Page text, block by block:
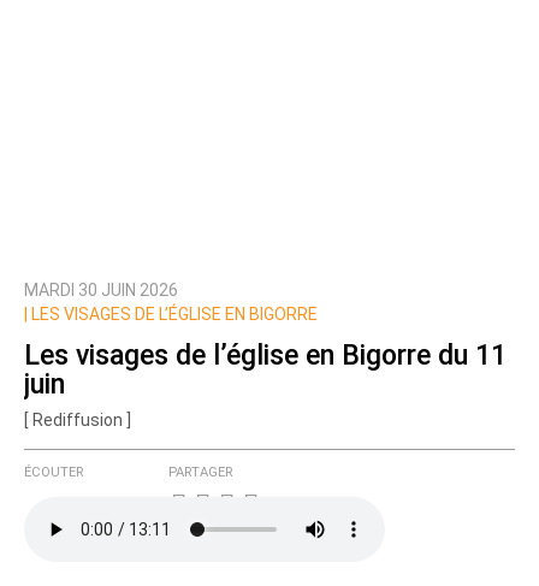
MARDI 30 JUIN 2026
LES VISAGES DE L’ÉGLISE EN BIGORRE
Les visages de l’église en Bigorre du 11
juin
[ Rediffusion ]
ÉCOUTER PARTAGER